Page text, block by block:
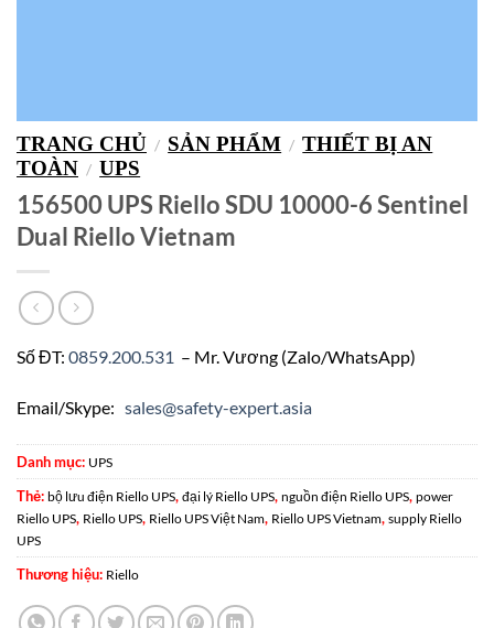
TRANG CHỦ / SẢN PHẨM / THIẾT BỊ AN
TOÀN / UPS
156500 UPS Riello SDU 10000-6 Sentinel
Dual Riello Vietnam
Số ĐT: 0859.200.531 – Mr. Vương (Zalo/WhatsApp)
Email/Skype: sales@safety-expert.asia
Danh mục: UPS
Thẻ: bộ lưu điện Riello UPS, đại lý Riello UPS, nguồn điện Riello UPS, power
Riello UPS, Riello UPS, Riello UPS Việt Nam, Riello UPS Vietnam, supply Riello
UPS
Thương hiệu: Riello